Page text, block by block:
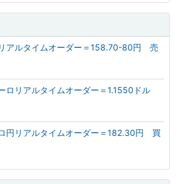
リアルタイムオーダー＝158.70-80円 売
ロリアルタイムオーダー＝1.1550ドル
ロ円リアルタイムオーダー＝182.30円 買